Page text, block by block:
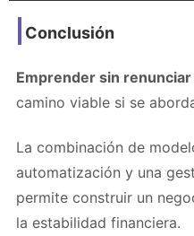
Conclusión
Emprender sin
camino viable si se
La combinación de
automatización y una
permite construir un
la estabilidad financiera.